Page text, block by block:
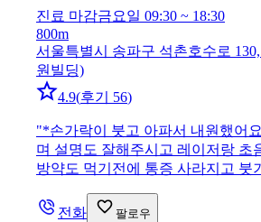
진료 마감금요일 09:30 ~ 18:30
800m
서울특별시 송파구 석촌호수로
원빌딩)
4.9(후기 56)
"*손가락이 붓고 아파서 내원했어
며 설명도 잘해주시고 레이저랑 초
방약도 먹기전에 통증 사라지고 붓
전화 팔로우